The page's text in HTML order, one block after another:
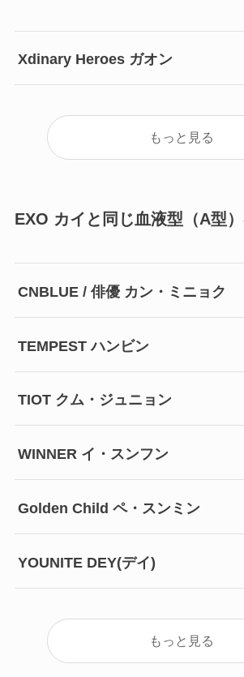
Xdinary Heroes ガオン
もっと見る
EXO カイと同じ血液型（A型
CNBLUE / 俳優 カン・ミニョク
TEMPEST ハンビン
TIOT クム・ジュニョン
WINNER イ・スンフン
Golden Child ペ・スンミン
YOUNITE DEY(デイ)
もっと見る